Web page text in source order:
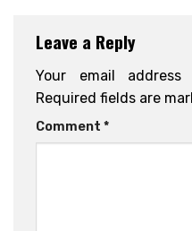
Leave a Reply
Your email
Required fields are
Comment *